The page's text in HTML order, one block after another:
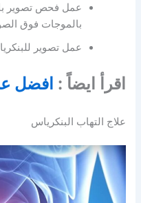
عمل فحص تصوير
بالموجات فوق
عمل تصوير
اقرأ ايضاً : افضل
علاج التهاب البنكرياس